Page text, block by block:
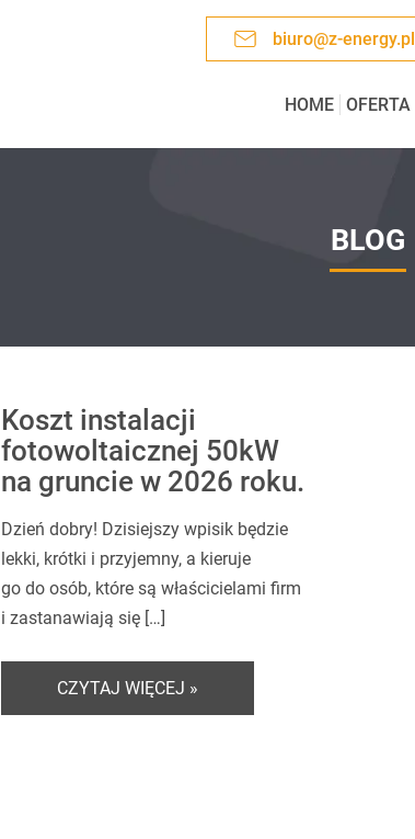
biuro@z-energy.pl
HOME OFERTA
BLOG
Koszt instalacji
fotowoltaicznej 50kW
na gruncie w 2026 roku.
Dzień dobry! Dzisiejszy wpisik będzie
lekki, krótki i przyjemny, a kieruje
go do osób, które są właścicielami firm
i zastanawiają się […]
CZYTAJ WIĘCEJ »